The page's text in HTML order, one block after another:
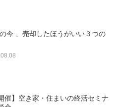
今 、売却したほうがいい３つの
催】空き家・住まいの終活セミナ